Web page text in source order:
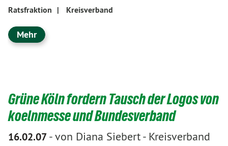
Ratsfraktion | Kreisverband
Mehr
Grüne Köln fordern Tausch der Logos von
koelnmesse und Bundesverband
16.02.07-von Diana Siebert- Kreisverband